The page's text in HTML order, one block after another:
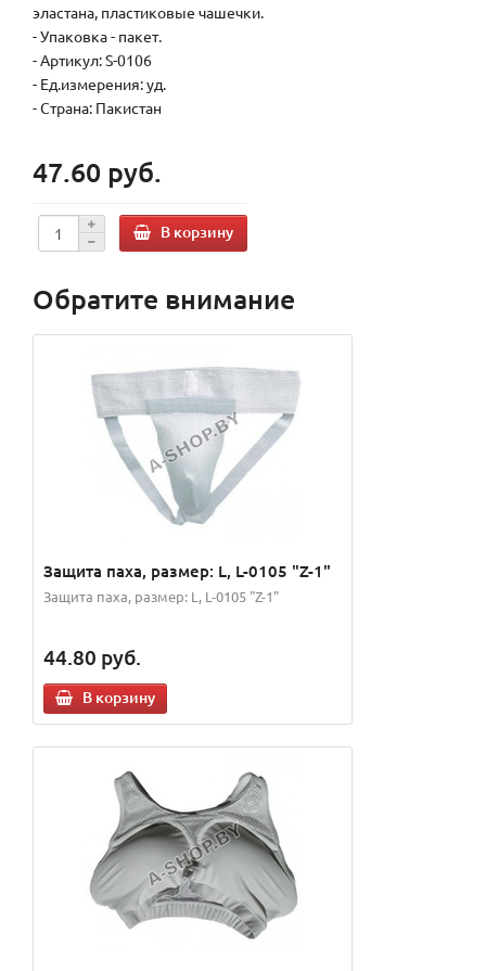
эластана, пластиковые чашечки.
- Упаковка - пакет.
- Артикул: S-0106
- Ед.измерения: уд.
- Страна: Пакистан
47.60 руб.
В корзину
Обратите внимание
Защита паха, размер: L, L-0105 "Z-1"
Защита паха, размер: L, L-0105 "Z-1"
44.80 руб.
В корзину